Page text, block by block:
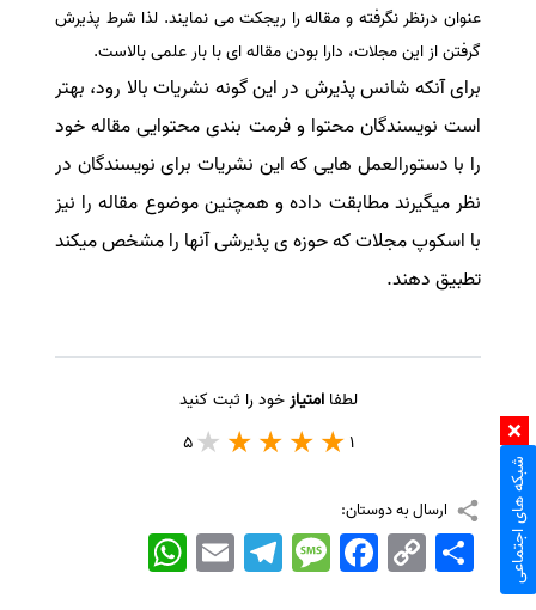
عنوان درنظر نگرفته و مقاله را ریجکت می نمایند. لذا شرط پذیرش
گرفتن از این مجلات، دارا بودن مقاله ای با بار علمی بالاست.
برای آنکه شانس پذیرش در این گونه نشریات بالا رود، بهتر
است نویسندگان محتوا و فرمت بندی محتوایی مقاله خود
را با دستورالعمل هایی که این نشریات برای نویسندگان در
نظر میگیرند مطابقت داده و همچنین موضوع مقاله را نیز
با اسکوپ مجلات که حوزه ی پذیرشی آنها را مشخص میکند
تطبیق دهند.
لطفاامتیازخود را ثبت کنید
1
5
ارسال به دوستان:
WhatsApp EmailTelegramMessageFacebook Copy
Link
اشتراک شبکه های اجتماعی